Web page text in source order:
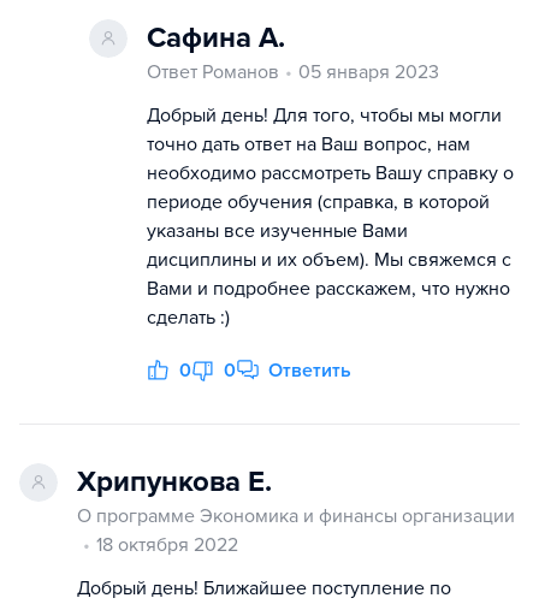
Сафина А.
Ответ Романов
05 января 2023
Добрый день! Для того, чтобы мы могли
точно дать ответ на Ваш вопрос, нам
необходимо рассмотреть Вашу справку о
периоде обучения (справка, в которой
указаны все изученные Вами
дисциплины и их объем). Мы свяжемся с
Вами и подробнее расскажем, что нужно
сделать :)
0 0 Ответить
Хрипункова Е.
О программе Экономика и финансы организации
18 октября 2022
Добрый день! Ближайшее поступление по